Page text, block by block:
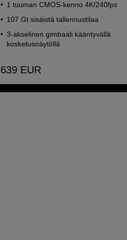
1 tuuman CMOS-kenno 4K/240fps
107 Gt sisäistä tallennustilaa
3-akselinen gimbaali kääntyvällä
kosketusnäytöllä
639 EUR